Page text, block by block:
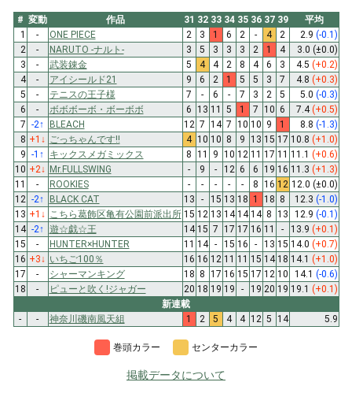
# 変動 作品 31 32 33 34 35 36 37 39
平均
1
- ONE PIECE 2 3 1 6 2 - 4 2 2.9 (-0.1)
2
- NARUTO -ナルト- 3 5 3 3 3 2 1 4 3.0 (±0.0)
3
- 武装錬金 5 4 4 2 8 4 6 3 4.5 (+0.2)
4
- アイシールド21 9 6 2 1 5 5 3 7 4.8 (+0.3)
5
- テニスの王子様 7 - 6 - 7 3 2 5 5.0 (-0.3)
6
- ボボボーボ・ボーボボ 6 13 11 5 1 7 10 6 7.4(+0.5)
7 -2↑ BLEACH 12 7 14 7 10 10 9 1 8.8 (-1.3)
8 +1 ↓ ごっちゃんです!! 4 10 10 8 9 13 15 17 10.8 (+1.0)
9 -1 ↑ キックスメガミックス 8 11 9 10 12 11 17 11 11.1 (+0.6)
10 +2↓ Mr.FULLSWING - 9 - 12 6 6 19 16 11.3 (+1.3)
11
- ROOKIES - - - - - 8 16 12 12.0 (±0.0)
12 -2↑ BLACK CAT 13 - 15 13 18 1 18 8 12.3 (-1.0)
13 +1 ↓ こちら葛飾区亀有公園前派出所 15 12 13 14 14 14 8 13 12.9 (-0.1)
14 -2↑ 遊☆戯☆王 14 15 7 17 17 16 11 - 13.9 (+0.1)
15
- HUNTER×HUNTER 11 14 - 15 16 - 13 15 14.0 (+0.7)
16 +3↓ いちご100％ 16 16 12 11 11 15 14 18 14.1 (+1.0)
17
- シャーマンキング 18 8 17 16 15 17 12 10 14.1 (-0.6)
18
- ピューと吹く!ジャガー 20 18 19 19 - 19 20 19 19.1 (+0.1)
新連載
-
- 神奈川磯南風天組 1 2 5 4 4 12 5 14 5.9
巻頭カラー センターカラー
掲載データについて